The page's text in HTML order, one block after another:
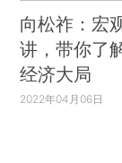
向松祚：宏
讲，带你了
经济大局
2022年04月06日